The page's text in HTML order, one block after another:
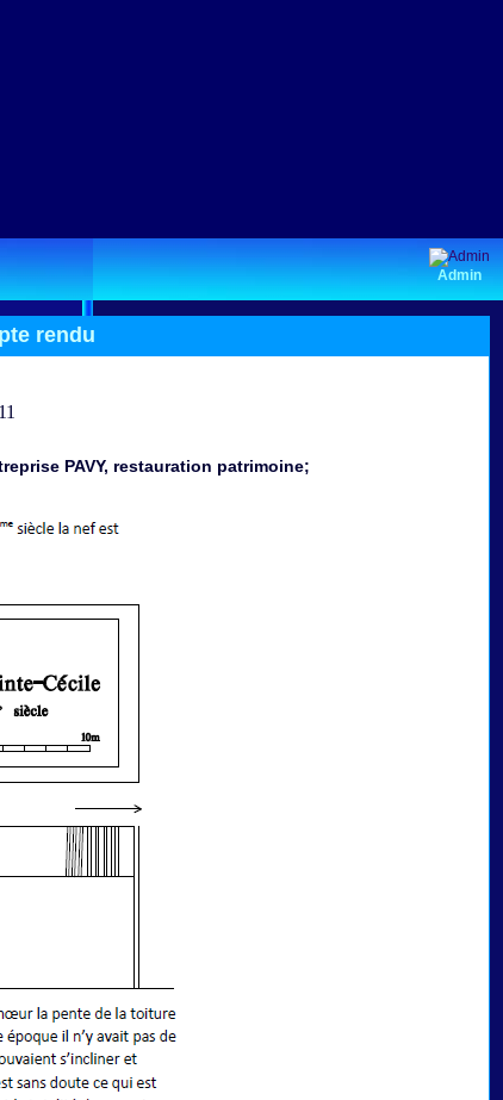
Admin
rendu
PAVY, restauration patrimoine;